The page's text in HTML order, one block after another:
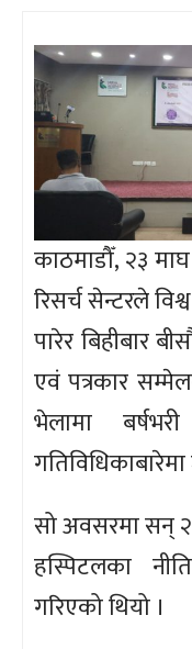
काठमाडौँ, २३
रिसर्च सेन्टरले
पारेर बिहीबार
एवं पत्रकार
भेलामा
सो अवसरमा सन्
हस्पिटलका
गरिएको थियो ।